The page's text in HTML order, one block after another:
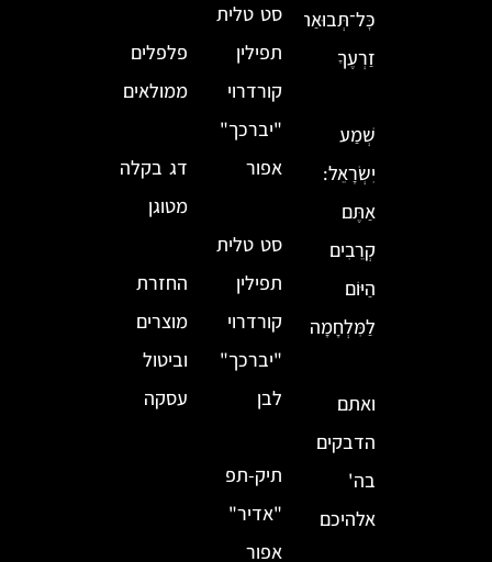
כׇּל־תְּבוּאַת
זַרְעֶךָ
שְׁמַע
יִשְׂרָאֵל:
אַתֶּם
קְרֵבִים
הַיּוֹם
לַמִּלְחָמָה
ואתם
הדבקים
בה'
אלהיכם
סט טלית
תפילין
קורדרוי
"יברכך"
אפור
סט טלית
תפילין
קורדרוי
"יברכך"
לבן
תיק-תפ
"אדיר"
אפור
פלפלים
ממולאים
דג בקלה
מטוגן
החזרת
מוצרים
וביטול
עסקה